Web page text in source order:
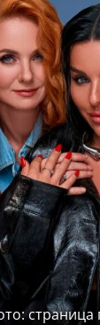
страница